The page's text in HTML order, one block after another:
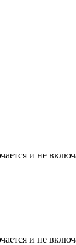
и не
и не